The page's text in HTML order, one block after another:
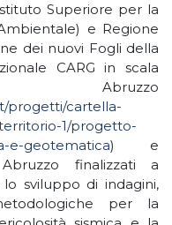
Superiore per la
e Regione
dei nuovi Fogli della
CARG in scala
Abruzzo
progetti/cartella-
1/progetto-
e-geotematica) e
finalizzati a
sviluppo di indagini,
per la